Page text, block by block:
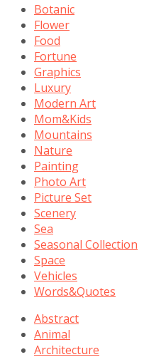
Botanic
Flower
Food
Fortune
Graphics
Luxury
Modern Art
Mom&Kids
Mountains
Nature
Painting
Photo Art
Picture Set
Scenery
Sea
Seasonal Collection
Space
Vehicles
Words&Quotes
Abstract
Animal
Architecture